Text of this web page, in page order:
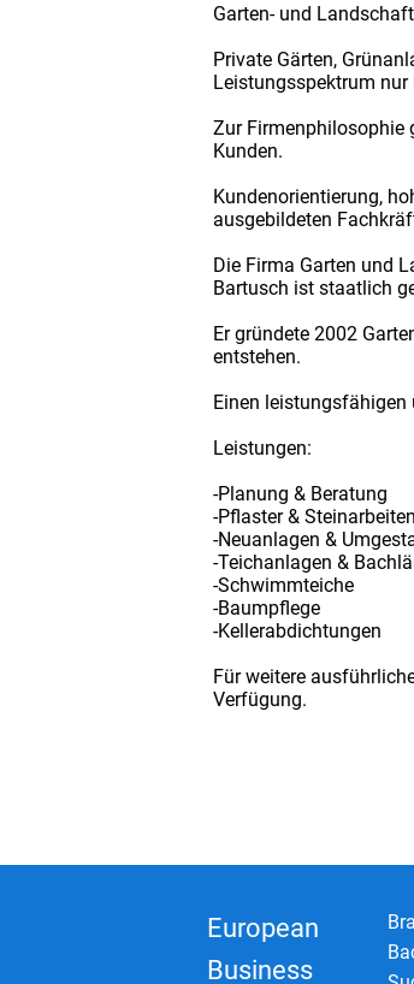
Garten- und
Private Gärten,
Leistungsspektrum nur
Zur Firmenphilosophie
Kunden.
Kundenorientierung,
ausgebildeten
Die Firma Garten und
Bartusch ist staatlich
Er gründete 2002
entstehen.
Einen leistungsfähigen
Leistungen:
-Planung & Beratung
-Pflaster & Steinarbeiten
-Neuanlagen &
-Teichanlagen &
-Schwimmteiche
-Baumpflege
-Kellerabdichtungen
Für weitere
Verfügung.
European
Business